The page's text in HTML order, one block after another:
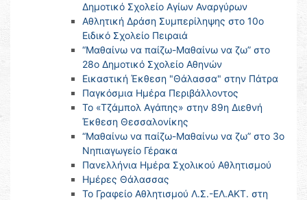
Δημοτικό Σχολείο Αγίων Αναργύρων
Αθλητική Δράση Συμπερίληψης στο 10ο
Ειδικό Σχολείο Πειραιά
“Μαθαίνω να παίζω-Μαθαίνω να ζω” στο
28ο Δημοτικό Σχολείο Αθηνών
Εικαστική Έκθεση "Θάλασσα" στην Πάτρα
Παγκόσμια Ημέρα Περιβάλλοντος
Το «Τζάμπολ Αγάπης» στην 89η Διεθνή
Έκθεση Θεσσαλονίκης
“Μαθαίνω να παίζω-Μαθαίνω να ζω” στο 3ο
Νηπιαγωγείο Γέρακα
Πανελλήνια Ημέρα Σχολικού Αθλητισμού
Ημέρες Θάλασσας
Το Γραφείο Αθλητισμού Λ.Σ.-ΕΛ.ΑΚΤ. στη